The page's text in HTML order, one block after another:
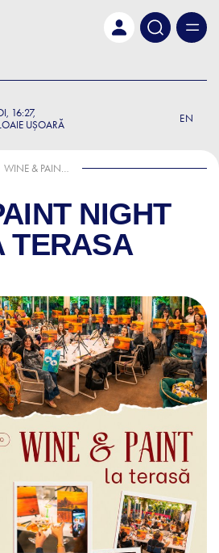
16:27
UȘOARĂ
EN
WINE & PAINT NIGHT OUT – LA TERASA
NIGHT
TERASA